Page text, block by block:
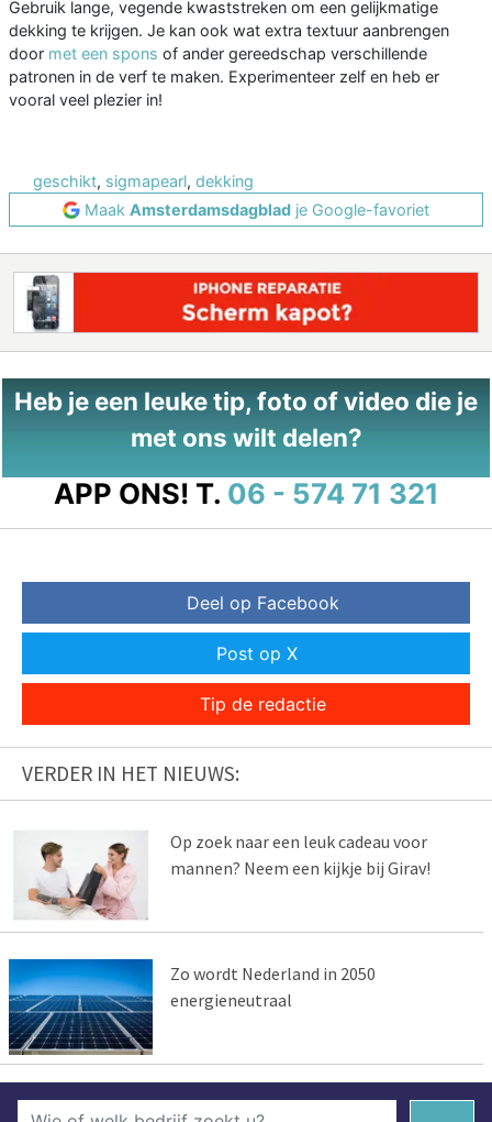
Gebruik lange, vegende kwaststreken om een gelijkmatige
dekking te krijgen. Je kan ook wat extra textuur aanbrengen
door met een spons of ander gereedschap verschillende
patronen in de verf te maken. Experimenteer zelf en heb er
vooral veel plezier in!
geschikt, sigmapearl, dekking
Maak Amsterdamsdagblad je Google-favoriet
Heb je een leuke tip, foto of video die je
met ons wilt delen?
APP ONS! T. 06 - 574 71 321
Deel op Facebook
Post op X
Tip de redactie
VERDER IN HET NIEUWS:
Op zoek naar een leuk cadeau voor
mannen? Neem een kijkje bij Girav!
Zo wordt Nederland in 2050
energieneutraal